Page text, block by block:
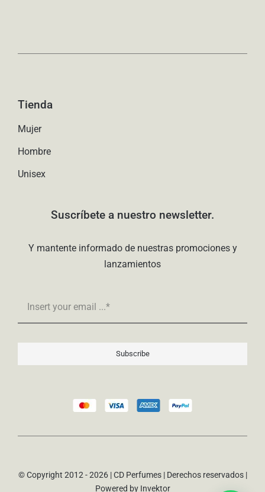
Tienda
Mujer
Hombre
Unisex
Suscríbete a nuestro newsletter.
Y mantente informado de nuestras promociones y
lanzamientos
Subscribe
© Copyright 2012 - 2026 | CD Perfumes | Derechos reservados |
Powered by Invektor